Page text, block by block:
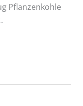
Pflanzenkohle